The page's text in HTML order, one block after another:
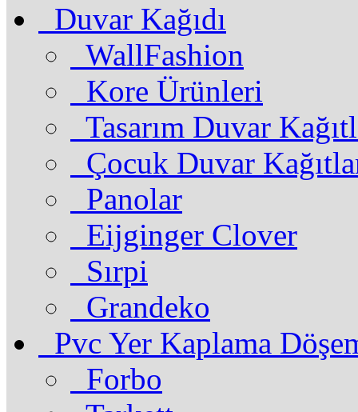
Duvar Kağıdı
WallFashion
Kore Ürünleri
Tasarım Duvar
Çocuk Duvar
Panolar
Eijginger Clover
Sırpi
Grandeko
Pvc Yer Kaplama
Forbo